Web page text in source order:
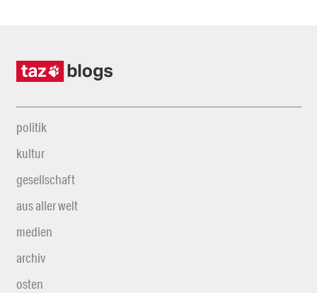
politik
kultur
gesellschaft
aus aller welt
medien
archiv
osten